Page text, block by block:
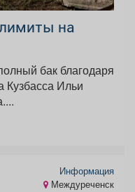
на
бак благодаря
Кузбасса Ильи
Информация
Междуреченск